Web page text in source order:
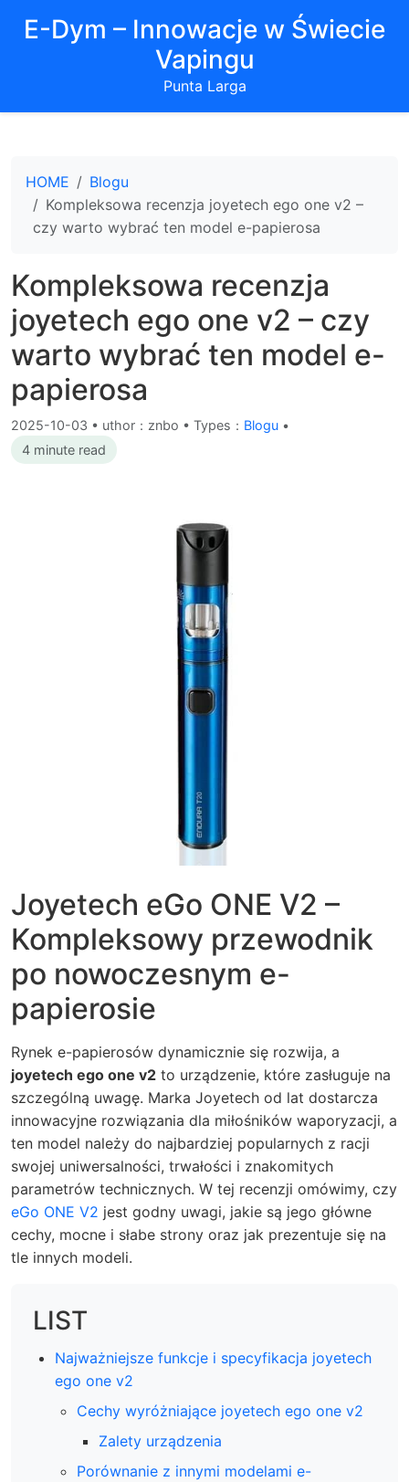
E-Dym – Innowacje w Świecie
Vapingu
Punta Larga
HOME
Blogu
Kompleksowa recenzja joyetech ego one v2 –
czy warto wybrać ten model e-papierosa
Kompleksowa recenzja
joyetech ego one v2 – czy
warto wybrać ten model e-
papierosa
2025-10-03 • uthor：znbo • Types： Blogu •
4 minute read
Joyetech eGo ONE V2 –
Kompleksowy przewodnik
po nowoczesnym e-
papierosie
Rynek e-papierosów dynamicznie się rozwija, a
joyetech ego one v2 to urządzenie, które zasługuje na
szczególną uwagę. Marka Joyetech od lat dostarcza
innowacyjne rozwiązania dla miłośników waporyzacji, a
ten model należy do najbardziej popularnych z racji
swojej uniwersalności, trwałości i znakomitych
parametrów technicznych. W tej recenzji omówimy, czy
eGo ONE V2 jest godny uwagi, jakie są jego główne
cechy, mocne i słabe strony oraz jak prezentuje się na
tle innych modeli.
LIST
Najważniejsze funkcje i specyfikacja joyetech
ego one v2
Cechy wyróżniające joyetech ego one v2
Zalety urządzenia
Porównanie z innymi modelami e-